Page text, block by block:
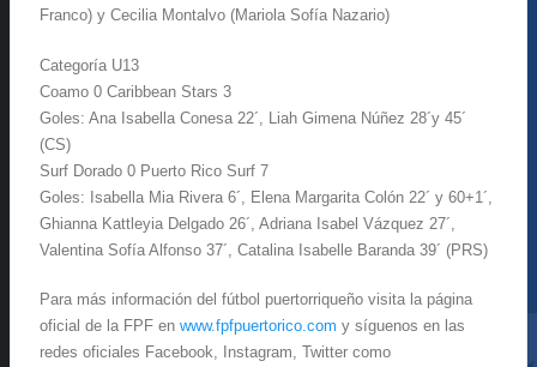
Franco) y Cecilia Montalvo (Mariola Sofía Nazario)
Categoría U13
Coamo 0 Caribbean Stars 3
Goles: Ana Isabella Conesa 22´, Liah Gimena Núñez 28´y 45´
(CS)
Surf Dorado 0 Puerto Rico Surf 7
Goles: Isabella Mia Rivera 6´, Elena Margarita Colón 22´ y 60+1´,
Ghianna Kattleyia Delgado 26´, Adriana Isabel Vázquez 27´,
Valentina Sofía Alfonso 37´, Catalina Isabelle Baranda 39´ (PRS)
Para más información del fútbol puertorriqueño visita la página
oficial de la FPF en www.fpfpuertorico.com y síguenos en las
redes oficiales Facebook, Instagram, Twitter como